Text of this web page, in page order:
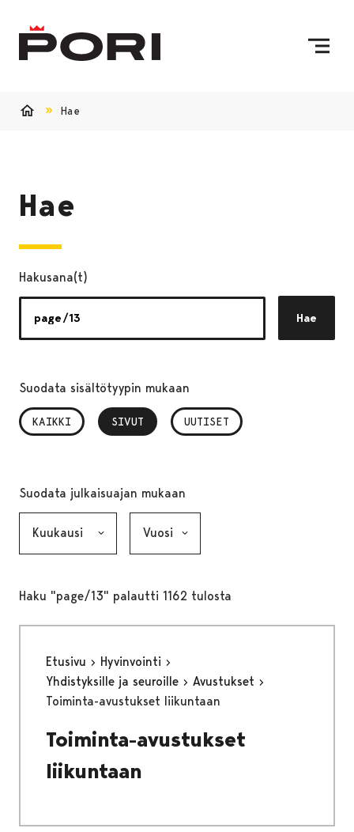
Hae
Hae
Hakusana(t)
Hae
Suodata sisältötyypin mukaan
KAIKKI SIVUT
, VALITTU UUTISET
Suodata julkaisuajan mukaan
Haku "page/13" palautti 1162 tulosta
Etusivu
Hyvinvointi
Yhdistyksille ja seuroille
Avustukset
Toiminta-avustukset liikuntaan
Toiminta-avustukset
liikuntaan